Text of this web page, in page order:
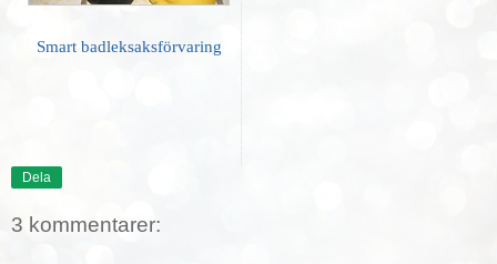
Smart badleksaksförvaring
Dela
3 kommentarer: